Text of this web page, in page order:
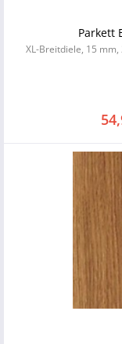
Parkett
XL-Breitdiele, 15